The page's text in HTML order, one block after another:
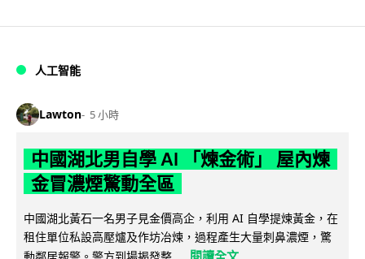
人工智能
Lawton 5 小時
中國湖北男自學 AI 「煉金術」 屋內煉
金冒濃煙驚動全區
中國湖北黃石一名男子見金價高企，利用 AI 自學提煉黃金，在
租住單位私設高壓爐及作坊冶煉，過程產生大量刺鼻濃煙，驚
動鄰居報警。警方到場揭發整...
閱讀全文